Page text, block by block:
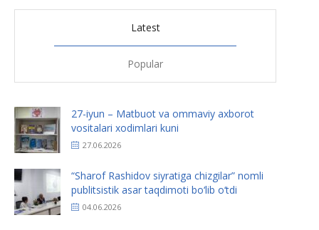
Latest
Popular
27-iyun – Matbuot va ommaviy axborot
vositalari xodimlari kuni
27.06.2026
“Sharof Rashidov siyratiga chizgilar” nomli
publitsistik asar taqdimoti bo‘lib o‘tdi
04.06.2026